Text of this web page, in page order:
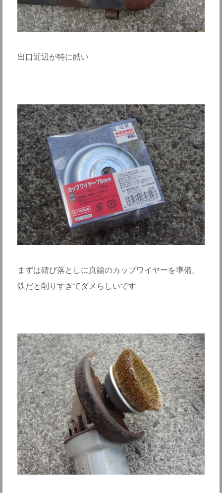
出口近辺が特に酷い
まずは錆び落としに真鍮のカップワイヤーを準備。
鉄だと削りすぎてダメらしいです